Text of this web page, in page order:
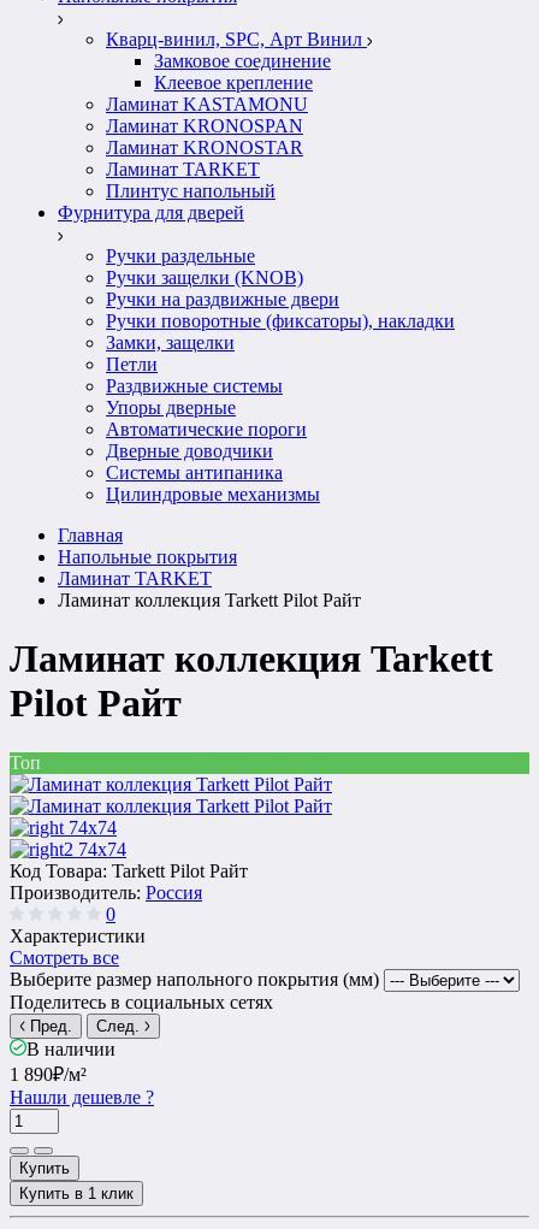
Кварц-винил, SPC, Арт Винил
Замковое соединение
Клеевое крепление
Ламинат KASTAMONU
Ламинат KRONOSPAN
Ламинат KRONOSTAR
Ламинат TARKET
Плинтус напольный
Фурнитура для дверей
Ручки раздельные
Ручки защелки (KNOB)
Ручки на раздвижные двери
Ручки поворотные (фиксаторы), накладки
Замки, защелки
Петли
Раздвижные системы
Упоры дверные
Автоматические пороги
Дверные доводчики
Системы антипаника
Цилиндровые механизмы
Главная
Напольные покрытия
Ламинат TARKET
Ламинат коллекция Tarkett Pilot Райт
Ламинат коллекция Tarkett
Pilot Райт
Топ
Код Товара: Tarkett Pilot Райт
Производитель: Россия
0
Характеристики
Смотреть все
Выберите размер напольного покрытия (мм)
Поделитесь в социальных сетях
Пред. След.
В наличии
1 890₽/м²
Нашли дешевле ?
Купить
Купить в 1 клик